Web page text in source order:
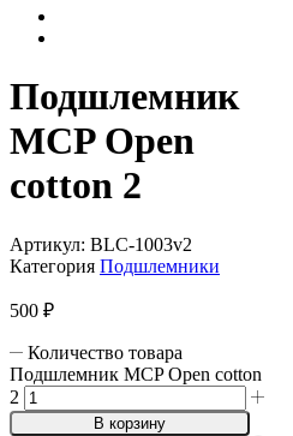
Подшлемник
MCP Open
cotton 2
Артикул: BLC-1003v2
Категория Подшлемники
500 ₽
Количество товара
Подшлемник MCP Open cotton
2
В корзину